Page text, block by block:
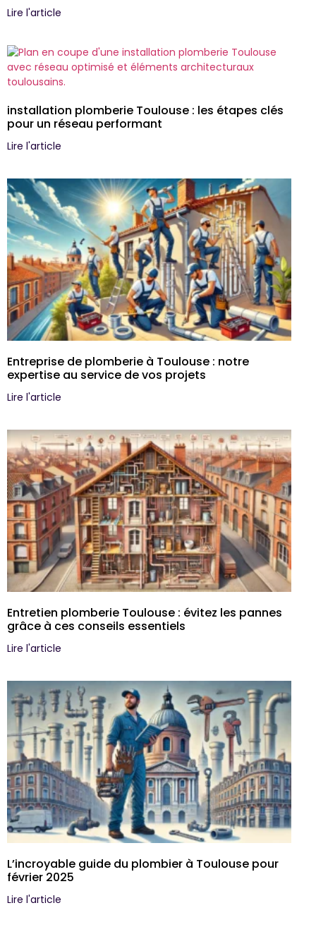
Lire l'article
installation plomberie Toulouse : les étapes clés
pour un réseau performant
Lire l'article
Entreprise de plomberie à Toulouse : notre
expertise au service de vos projets
Lire l'article
Entretien plomberie Toulouse : évitez les pannes
grâce à ces conseils essentiels
Lire l'article
L’incroyable guide du plombier à Toulouse pour
février 2025
Lire l'article